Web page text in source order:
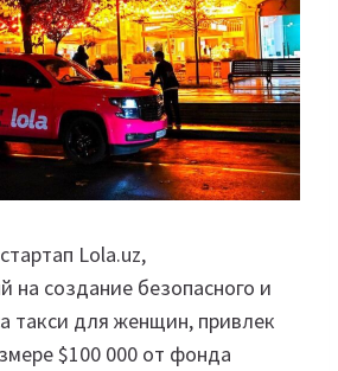
Lola.uz,
на создание безопасного и
такси для женщин, привлек
$100 000 от фонда